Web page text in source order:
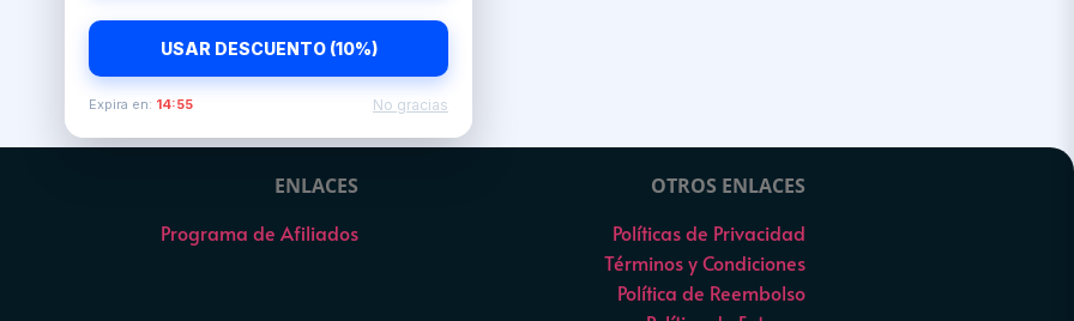
ENLACES
Programa de Afiliados
OTROS ENLACES
Políticas de Privacidad
Términos y Condiciones
Política de Reembolso
USAR DESCUENTO (10%)
Expira en: 14:54 No gracias